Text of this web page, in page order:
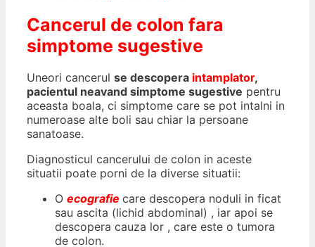
Cancerul de colon fara
simptome sugestive
Uneori cancerul se descopera intamplator,
pacientul neavand simptome sugestive pentru
aceasta boala, ci simptome care se pot intalni in
numeroase alte boli sau chiar la persoane
sanatoase.
Diagnosticul cancerului de colon in aceste
situatii poate porni de la diverse situatii:
O ecografie care descopera noduli in ficat
sau ascita (lichid abdominal) , iar apoi se
descopera cauza lor , care este o tumora
de colon.